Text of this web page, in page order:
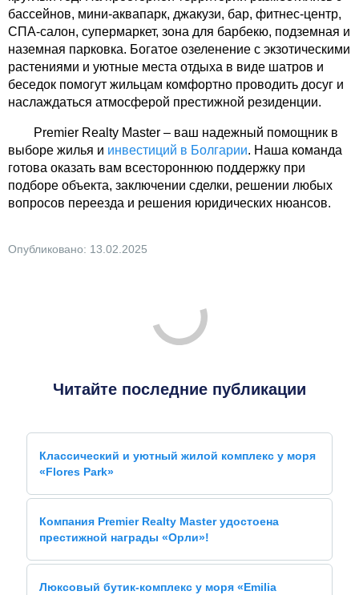
бассейнов, мини-аквапарк, джакузи, бар, фитнес-центр,
СПА-салон, супермаркет, зона для барбекю, подземная и
наземная парковка. Богатое озеленение с экзотическими
растениями и уютные места отдыха в виде шатров и
беседок помогут жильцам комфортно проводить досуг и
наслаждаться атмосферой престижной резиденции.
Premier Realty Master – ваш надежный помощник в
выборе жилья и инвестиций в Болгарии. Наша команда
готова оказать вам всестороннюю поддержку при
подборе объекта, заключении сделки, решении любых
вопросов переезда и решения юридических нюансов.
Опубликовано: 13.02.2025
Читайте последние публикации
Классический и уютный жилой комплекс у моря
«Flores Park»
Компания Premier Realty Master удостоена
престижной награды «Орли»!
Люксовый бутик-комплекс у моря «Emilia